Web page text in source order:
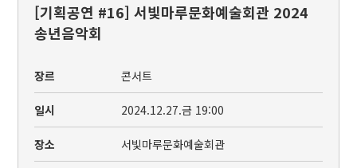
[기획공연 #16] 서빛마루문화예술회관 2024
송년음악회
장르 콘서트
일시 2024.12.27.금 19:00
장소 서빛마루문화예술회관